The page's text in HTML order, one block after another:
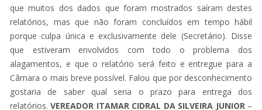
que muitos dos dados que foram mostrados saíram destes
relatórios, mas que não foram concluídos em tempo hábil
porque culpa única e exclusivamente dele (Secretário). Disse
que estiveram envolvidos com todo o problema dos
alagamentos, e que o relatório será feito e entregue para a
Câmara o mais breve possível. Falou que por desconhecimento
gostaria de saber qual seria o prazo para entrega dos
relatórios.VEREADOR ITAMAR CIDRAL DA SILVEIRA JUNIOR –